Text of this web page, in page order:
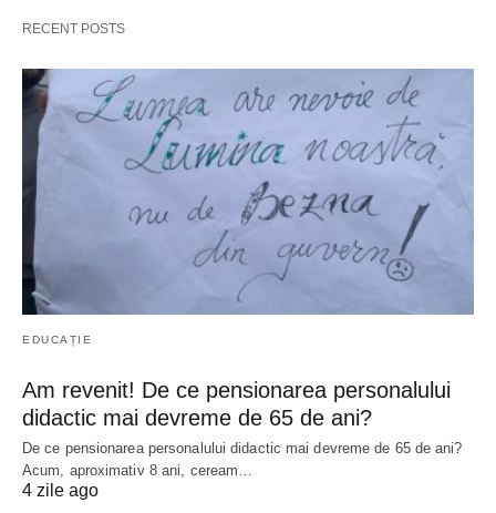
RECENT POSTS
EDUCAȚIE
Am revenit! De ce pensionarea personalului
didactic mai devreme de 65 de ani?
De ce pensionarea personalului didactic mai devreme de 65 de ani?
Acum, aproximativ 8 ani, ceream…
4 zile ago